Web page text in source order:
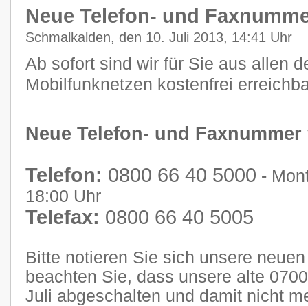
Neue Telefon- und
Schmalkalden, den 10. Juli 2013, 14:41 Uhr
Ab sofort sind wir für Sie aus allen
Mobilfunknetzen kostenfrei
Neue Telefon- und
Telefon: 0800 66 40 5000 -
18:00 Uhr
Telefax: 0800 66 40 5005
Bitte notieren Sie sich unsere
beachten Sie, dass unsere alte
Juli abgeschalten und damit nicht